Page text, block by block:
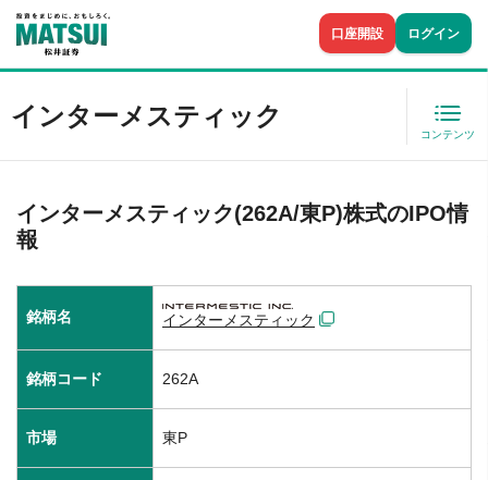
口座開設 ログイン
インターメスティック
コンテンツ
インターメスティック(262A/東P)株式のIPO情
報
銘柄名 インターメスティック
銘柄コード 262A
市場 東P